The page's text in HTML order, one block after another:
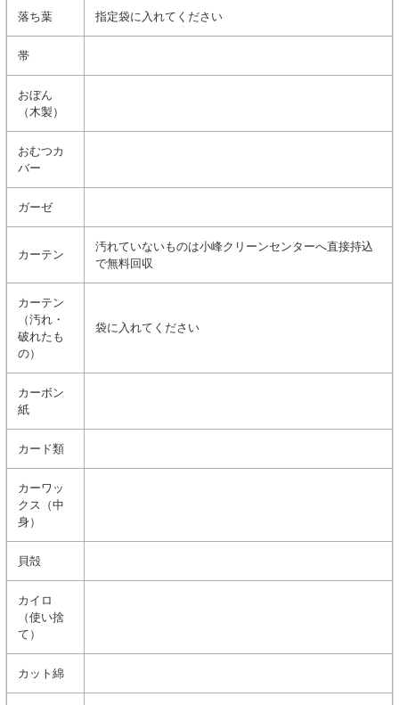
落ち葉 指定袋に入れてください
帯
おぼん
（木製）
おむつカ
バー
ガーゼ
カーテン
汚れていないものは小峰クリーンセンターへ直接持込
で無料回収
カーテン
（汚れ・
破れたも
の）
袋に入れてください
カーボン
紙
カード類
カーワッ
クス（中
身）
貝殻
カイロ
（使い捨
て）
カット綿